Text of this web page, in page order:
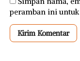
peramban ini